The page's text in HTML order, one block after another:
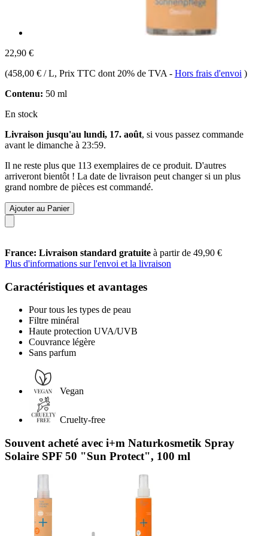
22,90 €
(458,00 € / L, Prix TTC dont 20% de TVA - Hors frais d'envoi )
Contenu: 50 ml
En stock
Livraison jusqu'au lundi, 17. août, si vous passez commande
avant le dimanche à 23:59.
Il ne reste plus que 113 exemplaires de ce produit. D'autres
arriveront bientôt ! La date de livraison peut changer si un plus
grand nombre de pièces est commandé.
Ajouter au Panier
France: Livraison standard gratuite à partir de 49,90 €
Plus d'informations sur l'envoi et la livraison
Caractéristiques et avantages
Pour tous les types de peau
Filtre minéral
Haute protection UVA/UVB
Couvrance légère
Sans parfum
Vegan
Cruelty-free
Souvent acheté avec i+m Naturkosmetik Spray
Solaire SPF 50 "Sun Protect", 100 ml